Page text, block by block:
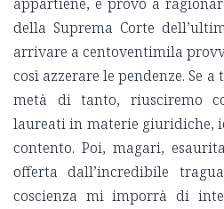
della Suprema Corte
arrivare a centoventimila
così azzerare le pendenze. Se
metà di tanto, riusciremo
laureati in materie giuridiche,
contento. Poi, magari,
offerta dall’incredibile
coscienza mi imporrà di